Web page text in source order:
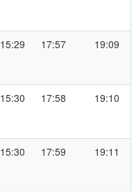
15:29 17:57 19:09
15:30 17:58 19:10
15:30 17:59 19:11